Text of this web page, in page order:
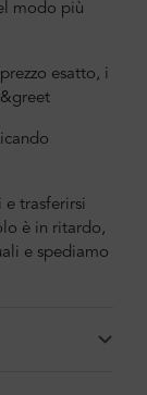
modo più
esatto, i
trasferirsi
è in ritardo,
e spediamo